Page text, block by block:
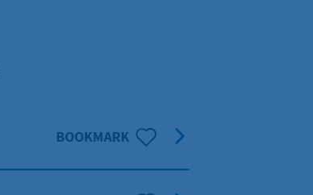
BOOKMARK